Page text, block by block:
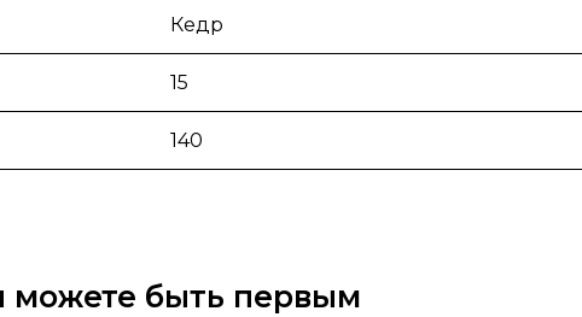
Кедр
15
140
можете быть первым